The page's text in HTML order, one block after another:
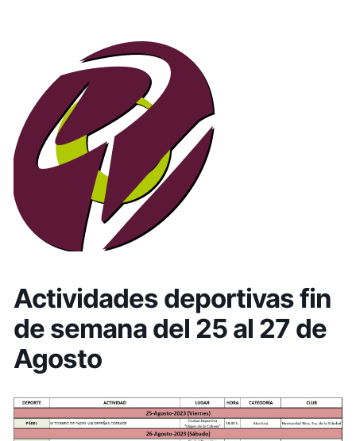
Actividades deportivas fin
de semana del 25 al 27 de
Agosto